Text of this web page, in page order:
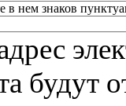
нем знаков
будут